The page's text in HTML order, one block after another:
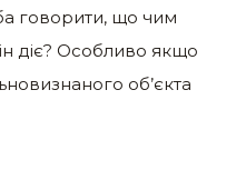
говорити, що чим
діє? Особливо якщо
об’єкта